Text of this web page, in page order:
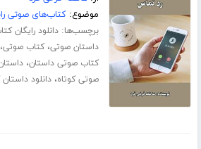
موضوع:کتاب‌های صوتی
برچسب‌ها:دانلود رایگان
داستان صوتی،کتاب صوتی
کتاب صوتی داستان،
صوتی کوتاه،دانلود داستان